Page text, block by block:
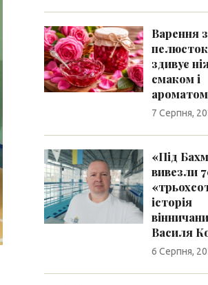
Варення з
здивує
смаком і
ароматом
7 Серпня,
«Під
вивезли
історія
Василя
6 Серпня,